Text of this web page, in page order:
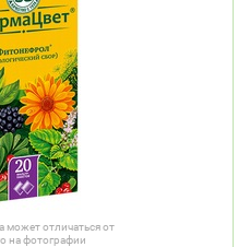
может отличаться от
на фотографии